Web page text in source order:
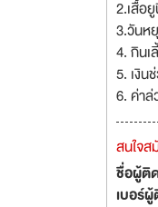
2.เสื้อ
3.วันห
4. กินเ
5. เงิน
6. ค่าล่
สนใจ
ชื่อผู้ติ
เบอร์